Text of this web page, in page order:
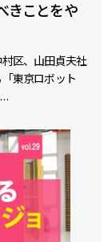
きことをや
区、山田貞夫社
東京ロボット